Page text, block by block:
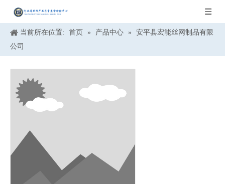
当前所在位置: 首页 » 产品中心 »
安平县宏能丝网制品有限
公司